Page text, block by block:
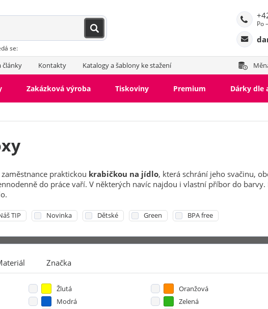
Po
se:
články Kontakty Katalogy a šablony ke stažení
Zakázková výroba Tiskoviny Premium Dárky dle
praktickou krabičkou na jídlo, která schrání jeho svačinu,
do práce vaří. V některých navíc najdou i vlastní příbor do
Značka
Žlutá Oranžová
Modrá Zelená
TIP Novinka Dětské Green BPA free